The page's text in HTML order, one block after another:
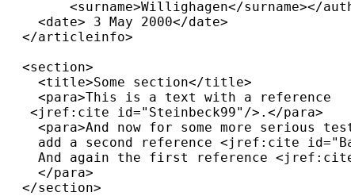
    <date> 3 May 2000</date>
  </articleinfo>
  <section>
    <title>Some section</title>
    <para>This is a text with a reference
   <jref:cite id="Steinbeck99"/>.</para>
<para>And now for some more serious
add a second reference <jref:cite
And again the first reference
    </para>
  </section>